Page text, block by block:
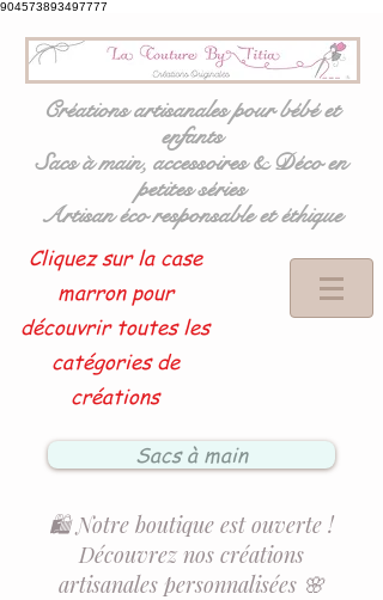
904573893497777
Créations artisanales pour bébé et
enfants
Sacs à main, accessoires & Déco en
petites séries
Artisan éco responsable et éthique
Cliquez sur la case
marron pour
découvrir toutes les
catégories de
créations
Sacs à main
🛍️ Notre boutique est ouverte !
Découvrez nos créations
artisanales personnalisées 🌸